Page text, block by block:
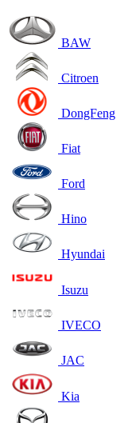
BAW
Citroen
DongFeng
Fiat
Ford
Hino
Hyundai
Isuzu
IVECO
JAC
Kia